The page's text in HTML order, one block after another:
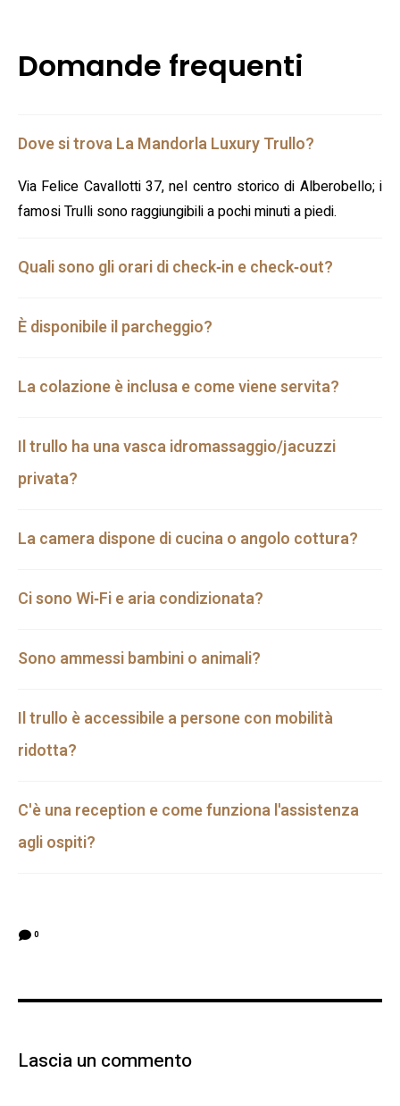
Domande frequenti
Dove si trova La Mandorla Luxury Trullo?
Via Felice Cavallotti 37, nel centro storico di Alberobello; i
famosi Trulli sono raggiungibili a pochi minuti a piedi.
Quali sono gli orari di check‑in e check‑out?
È disponibile il parcheggio?
La colazione è inclusa e come viene servita?
Il trullo ha una vasca idromassaggio/jacuzzi
privata?
La camera dispone di cucina o angolo cottura?
Ci sono Wi‑Fi e aria condizionata?
Sono ammessi bambini o animali?
Il trullo è accessibile a persone con mobilità
ridotta?
C'è una reception e come funziona l'assistenza
agli ospiti?
0
Lascia un commento